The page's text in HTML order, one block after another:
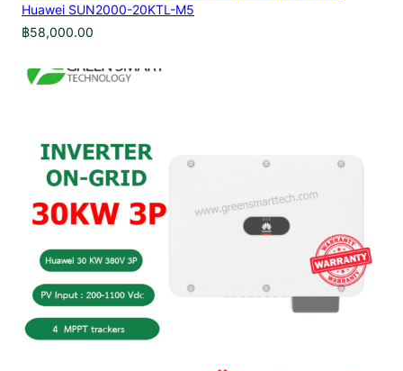
Huawei SUN2000-20KTL-M5
฿58,000.00